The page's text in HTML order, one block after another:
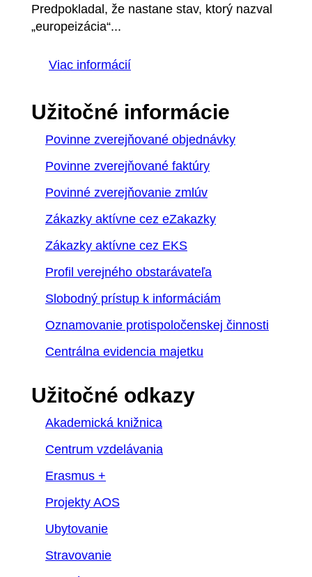
Predpokladal, že nastane stav, ktorý nazval
„europeizácia“...
Viac informácií
Užitočné informácie
Povinne zverejňované objednávky
Povinne zverejňované faktúry
Povinné zverejňovanie zmlúv
Zákazky aktívne cez eZakazky
Zákazky aktívne cez EKS
Profil verejného obstarávateľa
Slobodný prístup k informáciám
Oznamovanie protispoločenskej činnosti
Centrálna evidencia majetku
Užitočné odkazy
Akademická knižnica
Centrum vzdelávania
Erasmus +
Projekty AOS
Ubytovanie
Stravovanie